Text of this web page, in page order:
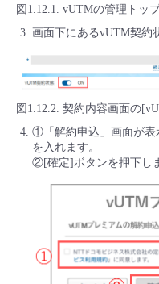
図1.12.1. vUTMの管理トッ
画面下にあるvUTM契約
図1.12.2. 契約内容画面の
①「解約申込」画面が表
を入れます。
②[確定]ボタンを押下し